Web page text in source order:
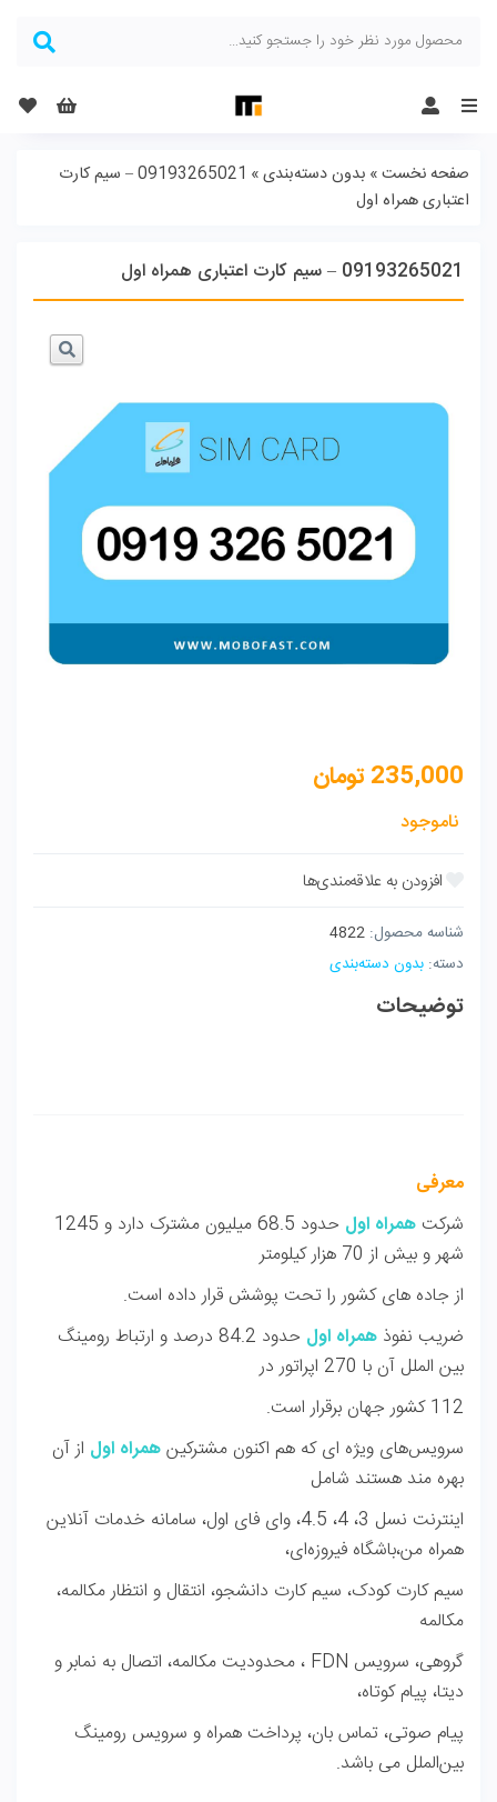
Menu
صفحه نخست» بدون دسته‌بندی»
09193265021 – سیم کارت
اعتباری همراه اول
09193265021 – سیم کارت اعتباری همراه اول
235,000تومان
ناموجود
شناسه محصول: 4822
دسته: بدون دسته‌بندی
توضیحات
معرفی
شرکت همراه اول
حدود 68.5 میلیون مشترک دارد و 1245
شهر و بیش از 70 هزار کیلومتر
از جاده های کشور را تحت پوشش قرار داده است.
ضریب نفوذ همراه اول
حدود 84.2 درصد و ارتباط رومینگ
بین الملل آن با 270 اپراتور در
112 کشور جهان برقرار است.
سرویس‌های ویژه ای که هم اکنون مشتركینهمراه اول از آن
بهره مند هستند شامل
اینترنت نسل 3، 4، 4.5، وای فای اول، سامانه خدمات آنلاین
همراه من،باشگاه فیروزه‌ای،
سیم کارت کودک، سیم کارت دانشجو، انتقال و انتظار مكالمه،
مکالمه
گروهی، سرویس FDN ، محدودیت مکالمه، اتصال به نمابر و
دیتا، پیام کوتاه،
پیام صوتی، تماس بان، پرداخت همراه و سرویس رومینگ
بین‌الملل ‌می باشد.